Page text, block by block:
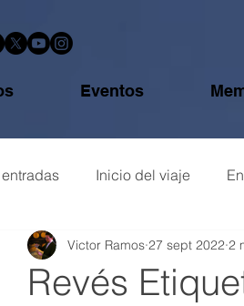
Eventos
Inicio del viaje
y reseñas Glosario de
Revés
Victor Ramos 27 sept 2022 2